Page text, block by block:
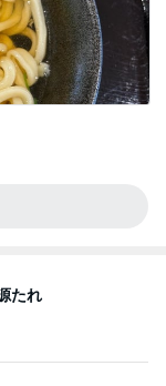
たれ